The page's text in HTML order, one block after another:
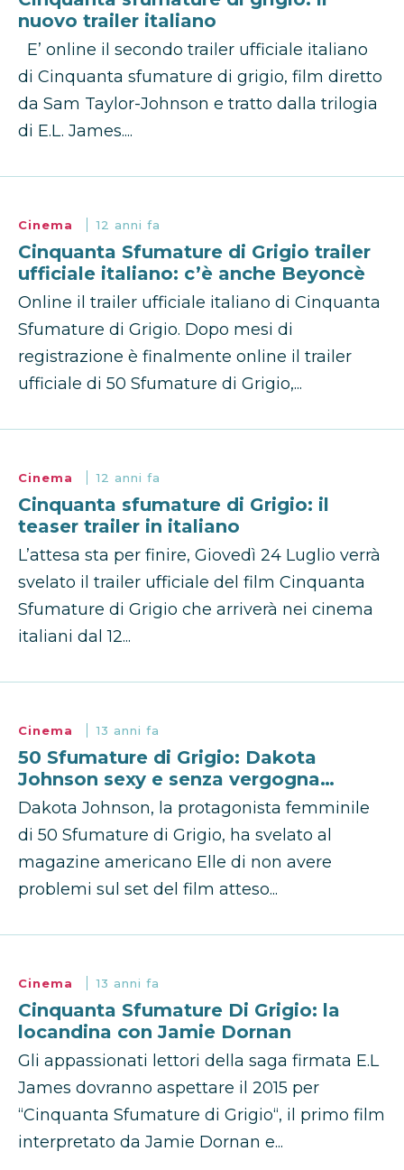
nuovo trailer italiano
E’ online il secondo trailer ufficiale italiano
di Cinquanta sfumature di grigio, film diretto
da Sam Taylor-Johnson e tratto dalla trilogia
di E.L. James....
Cinema 12 anni fa
Cinquanta Sfumature di Grigio trailer
ufficiale italiano: c’è anche Beyoncè
Online il trailer ufficiale italiano di Cinquanta
Sfumature di Grigio. Dopo mesi di
registrazione è finalmente online il trailer
ufficiale di 50 Sfumature di Grigio,...
Cinema 12 anni fa
Cinquanta sfumature di Grigio: il
teaser trailer in italiano
L’attesa sta per finire, Giovedì 24 Luglio verrà
svelato il trailer ufficiale del film Cinquanta
Sfumature di Grigio che arriverà nei cinema
italiani dal 12...
Cinema 13 anni fa
50 Sfumature di Grigio: Dakota
Johnson sexy e senza vergogna…
Dakota Johnson, la protagonista femminile
di 50 Sfumature di Grigio, ha svelato al
magazine americano Elle di non avere
problemi sul set del film atteso...
Cinema 13 anni fa
Cinquanta Sfumature Di Grigio: la
locandina con Jamie Dornan
Gli appassionati lettori della saga firmata E.L
James dovranno aspettare il 2015 per
“Cinquanta Sfumature di Grigio“, il primo film
interpretato da Jamie Dornan e...